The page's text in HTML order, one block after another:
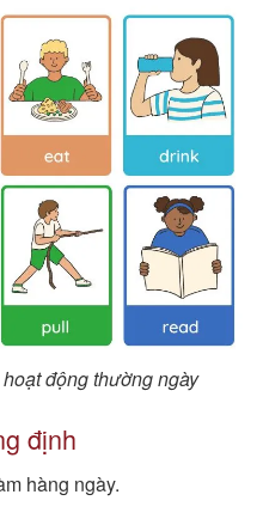
động thường ngày
định
hàng ngày.